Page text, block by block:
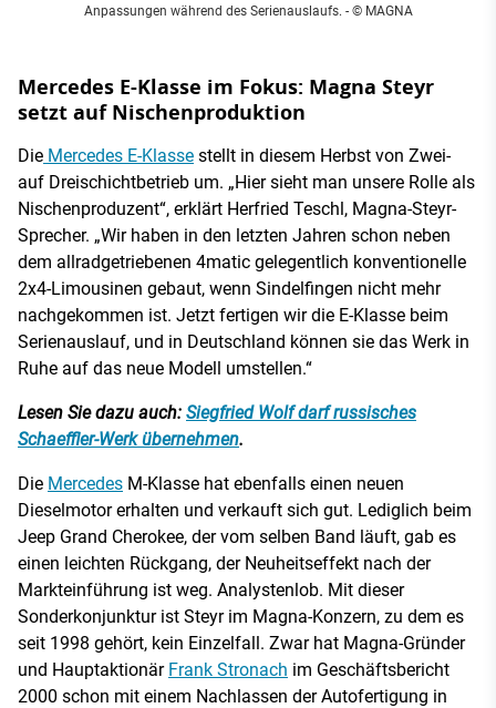
Anpassungen während des Serienauslaufs. - © MAGNA
Mercedes E-Klasse im Fokus: Magna Steyr
setzt auf Nischenproduktion
Die Mercedes E-Klasse stellt in diesem Herbst von Zwei-
auf Dreischichtbetrieb um. „Hier sieht man unsere Rolle als
Nischenproduzent“, erklärt Herfried Teschl, Magna-Steyr-
Sprecher. „Wir haben in den letzten Jahren schon neben
dem allradgetriebenen 4matic gelegentlich konventionelle
2x4-Limousinen gebaut, wenn Sindelfingen nicht mehr
nachgekommen ist. Jetzt fertigen wir die E-Klasse beim
Serienauslauf, und in Deutschland können sie das Werk in
Ruhe auf das neue Modell umstellen.“
Lesen Sie dazu auch: Siegfried Wolf darf russisches
Schaeffler-Werk übernehmen.
Die Mercedes M-Klasse hat ebenfalls einen neuen
Dieselmotor erhalten und verkauft sich gut. Lediglich beim
Jeep Grand Cherokee, der vom selben Band läuft, gab es
einen leichten Rückgang, der Neuheitseffekt nach der
Markteinführung ist weg. Analystenlob. Mit dieser
Sonderkonjunktur ist Steyr im Magna-Konzern, zu dem es
seit 1998 gehört, kein Einzelfall. Zwar hat Magna-Gründer
und Hauptaktionär Frank Stronach im Geschäftsbericht
2000 schon mit einem Nachlassen der Autofertigung in